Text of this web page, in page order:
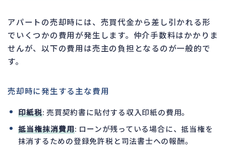
アパートの売却時には、売買代金から差し引かれる形
でいくつかの費用が発生します。仲介手数料はかかりま
せんが、以下の費用は売主の負担となるのが一般的で
す。
売却時に発生する主な費用
印紙税: 売買契約書に貼付する収入印紙の費用。
抵当権抹消費用: ローンが残っている場合に、抵当権を
抹消するための登録免許税と司法書士への報酬。